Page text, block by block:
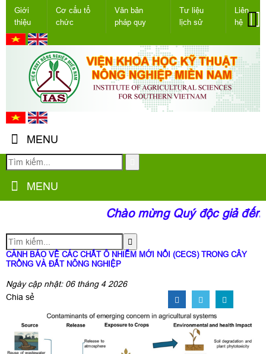
Giới
thiệu
Cơ cấu tổ
chức
Văn bản
pháp quy
Tư liệu
lịch sử
Liên
hệ
MENU
MENU
Chào mừng Quý độc giả
CẢNH BÁO VỀ CÁC CHẤT Ô NHIỄM MỚI NỔI (CECS) TRONG CÂY
TRỒNG VÀ ĐẤT NÔNG NGHIỆP
Ngày cập nhật: 06 tháng 4 2026
Chia sẻ